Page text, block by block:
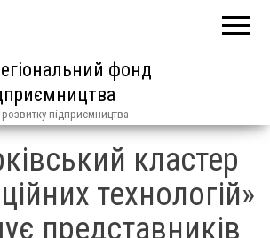
фонд
підприємництва
кластер
технологій»
представників